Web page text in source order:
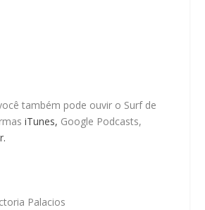
também pode ouvir o Surf de
iTunes, Google Podcasts,
Palacios